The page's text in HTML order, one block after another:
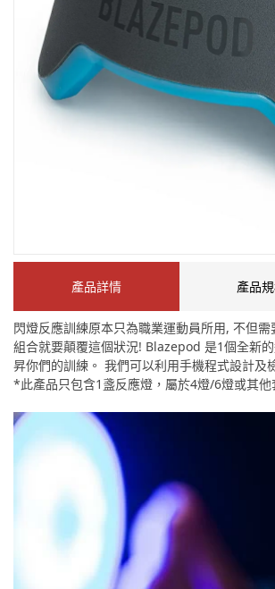
產品詳情 產品
閃燈反應訓練原本只為職業運動員所用, 不但
組合就要顛覆這個狀況! Blazepod 是1個全新
昇你們的訓練。 我們可以利用手機程式設計及
*此產品只包含1盞反應燈，屬於4燈/6燈或其